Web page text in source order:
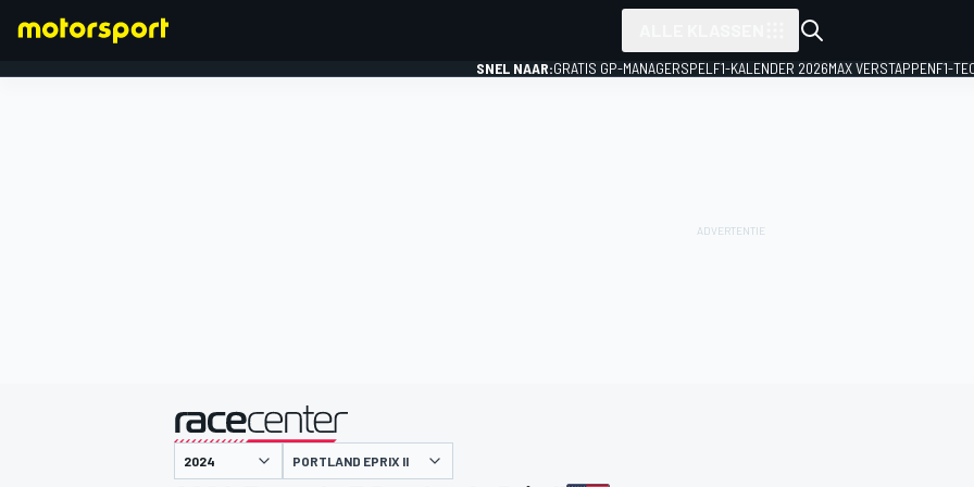
SNEL NAAR:GRATIS GP-MANAGERSPEL F1-KALENDER 2026MAX VERSTAPPENF1-
gepresenteerd door
PORTLAND EPRIX II